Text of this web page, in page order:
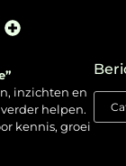
inzichten en
helpen.
kennis, groei